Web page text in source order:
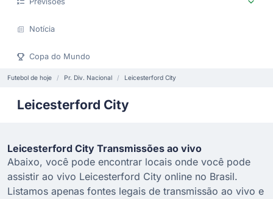
Notícia
Copa do Mundo
Futebol de hoje Pr. Div. Nacional Leicesterford City
Leicesterford City
Leicesterford City Transmissões ao vivo
Abaixo, você pode encontrar locais onde você pode
assistir ao vivo Leicesterford City online no Brasil.
Listamos apenas fontes legais de transmissão ao vivo e